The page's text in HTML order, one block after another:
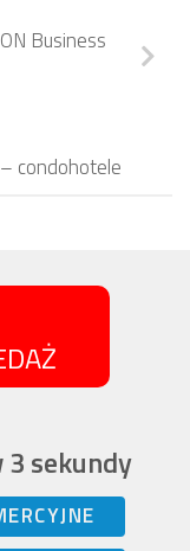
Business
condohotele
sekundy